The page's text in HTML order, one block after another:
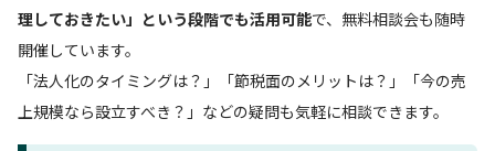
理しておきたい」という段階でも活用可能で、無料相談会も随時
開催しています。
「法人化のタイミングは？」「節税面のメリットは？」「今の売
上規模なら設立すべき？」などの疑問も気軽に相談できます。